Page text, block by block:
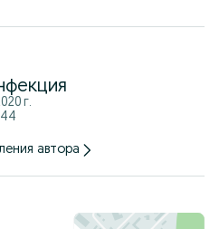
г.
автора